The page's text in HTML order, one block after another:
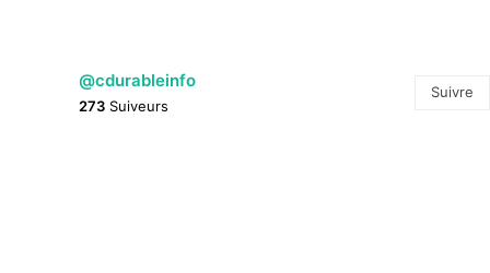
@cdurableinfo
273 Suiveurs
Suivre